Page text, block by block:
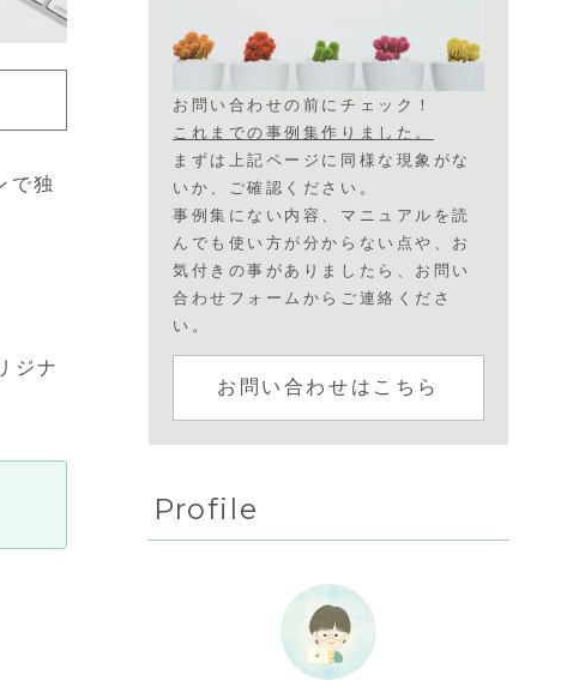
で独
ジナ
お問い合わせの前にチェック！
これまでの事例集作りました。
まずは上記ページに同様な現象がな
いか、ご確認ください。
事例集にない内容、マニュアルを読
んでも使い方が分からない点や、お
気付きの事がありましたら、お問い
合わせフォームからご連絡くださ
い。
お問い合わせはこちら
Profile